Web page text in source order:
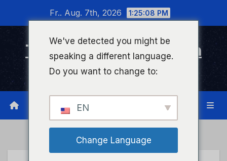
wechseln
Fr.. Aug. 7th, 2026 1:25:08 PM
Timeline Bad Kreuznach
Infonetzwerk für Bad Kreuznach
We've detected you might be
speaking a different language.
Do you want to change to:
EN
Change Language